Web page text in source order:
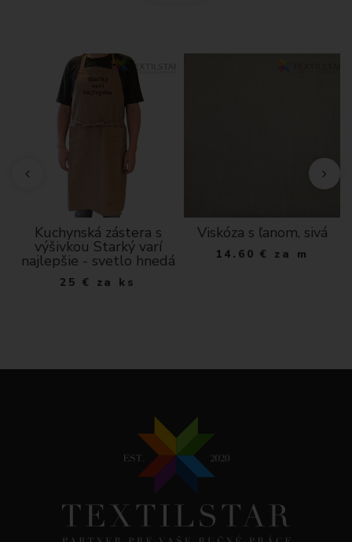
Kuchynská zástera s
výšivkou Starký varí
najlepšie - svetlo hnedá
25 € za ks
Viskóza s ľanom, sivá
14.60 € za m